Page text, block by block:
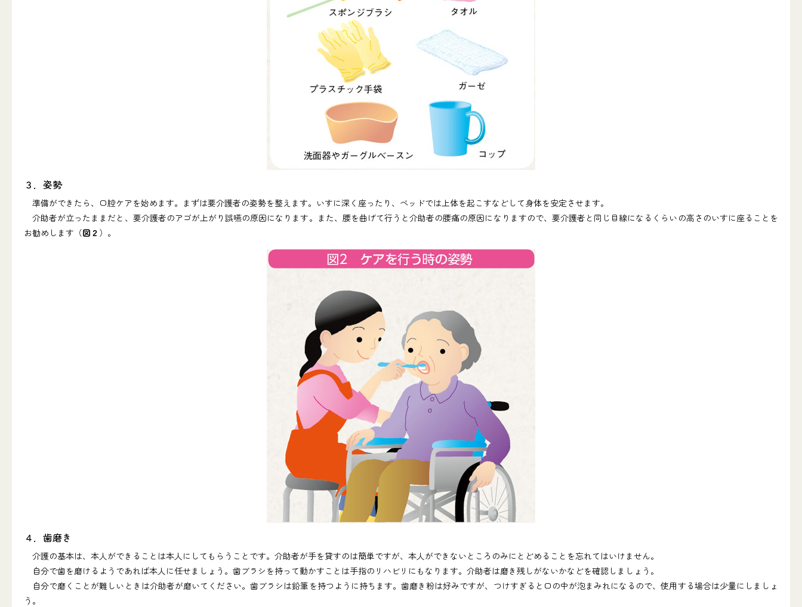
３．姿勢
準備ができたら、口腔ケアを始めます。まずは要介護者の姿勢を整えます。いすに深く座ったり、ベッドでは上体を起こすなどして身体を安定させます。
介助者が立ったままだと、要介護者のアゴが上がり誤嚥の原因になります。また、腰を曲げて行うと介助者の腰痛の原因になりますので、要介護者と同じ目線になるくらいの高さのいすに座ることを
お勧めします（図２ ）。
４．歯磨き
介護の基本は、本人ができることは本人にしてもらうことです。介助者が手を貸すのは簡単ですが、本人ができないところのみにとどめることを忘れてはいけません。
自分で歯を磨けるようであれば本人に任せましょう。歯ブラシを持って動かすことは手指のリハビリにもなります。介助者は磨き残しがないかなどを確認しましょう。
自分で磨くことが難しいときは介助者が磨いてください。歯ブラシは鉛筆を持つように持ちます。歯磨き粉は好みですが、つけすぎると口の中が泡まみれになるので、使用する場合は少量にしましょ
う。